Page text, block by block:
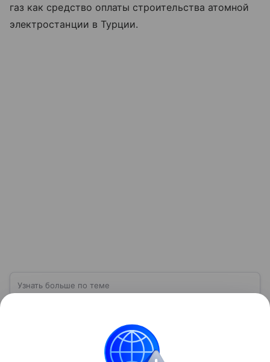
газ как средство оплаты строительства атомной
электростанции в Турции.
Узнать больше по теме
В статье рассказываем о ключевых направлениях
работы Газпромбанка, его достижениях и вызовах, с
которыми столкнулось финансовое учреждение.